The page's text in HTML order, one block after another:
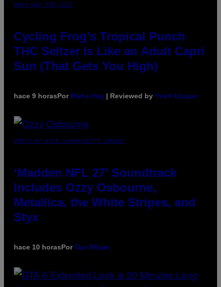
MAHA HAQ FOR VICE
Cycling Frog’s Tropical Punch
THC Seltzer Is Like an Adult Capri
Sun (That Gets You High)
hace 9 horasPor Maha Haq | Reviewed by Ysolt Usigan
PHOTO BY NICK LAHAM/GETTY IMAGES
‘Madden NFL 27’ Soundtrack
Includes Ozzy Osbourne,
Metallica, the White Stripes, and
Styx
hace 10 horasPor Dan Milam